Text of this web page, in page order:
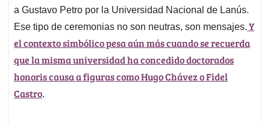
a Gustavo Petro por la Universidad Nacional de Lanús.
Ese tipo de ceremonias no son neutras, son mensajes. Y
el contexto simbólico pesa aún más cuando se recuerda
que la misma universidad ha concedido doctorados
honoris causa a figuras como Hugo Chávez o Fidel
Castro.